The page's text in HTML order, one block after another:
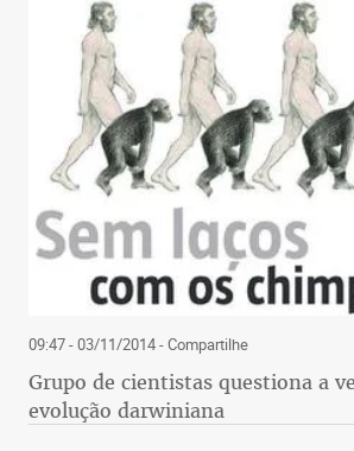
09:47 - 03/11/2014- Compartilhe
Grupo de cientistas questiona a
evolução darwiniana